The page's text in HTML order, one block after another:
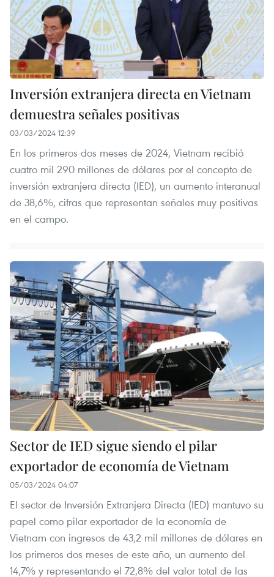
Inversión extranjera directa en Vietnam
demuestra señales positivas
03/03/2024 12:39
En los primeros dos meses de 2024, Vietnam recibió
cuatro mil 290 millones de dólares por el concepto de
inversión extranjera directa (IED), un aumento interanual
de 38,6%, cifras que representan señales muy positivas
en el campo.
Sector de IED sigue siendo el pilar
exportador de economía de Vietnam
05/03/2024 04:07
El sector de Inversión Extranjera Directa (IED) mantuvo su
papel como pilar exportador de la economía de
Vietnam con ingresos de 43,2 mil millones de dólares en
los primeros dos meses de este año, un aumento del
14,7% y representando el 72,8% del valor total de las